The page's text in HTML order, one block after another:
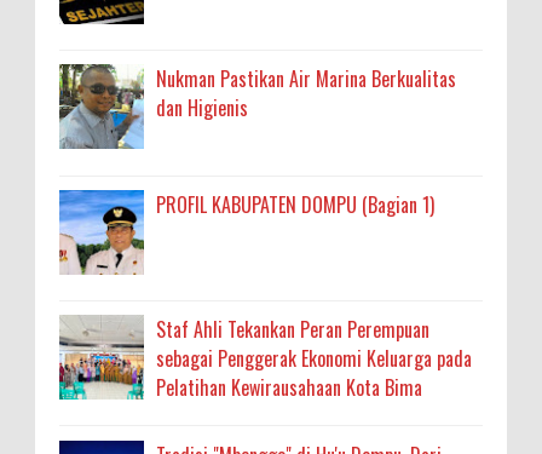
Nukman Pastikan Air Marina Berkualitas
dan Higienis
PROFIL KABUPATEN DOMPU (Bagian 1)
Staf Ahli Tekankan Peran Perempuan
sebagai Penggerak Ekonomi Keluarga pada
Pelatihan Kewirausahaan Kota Bima